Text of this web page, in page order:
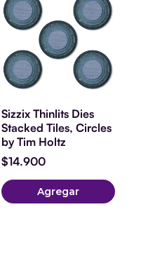
Sizzix Thinlits Dies
Stacked Tiles, Circles
by Tim Holtz
$14.900
Agregar